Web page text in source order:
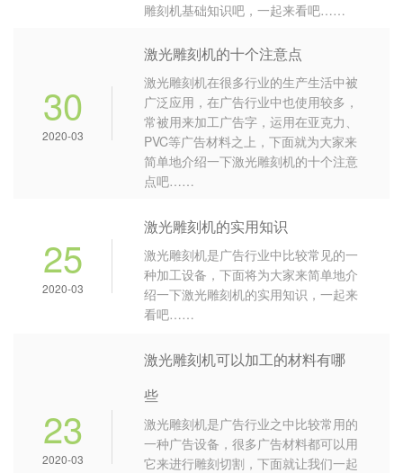
雕刻机基础知识吧，一起来看吧……
30
2020-03
激光雕刻机的十个注意点
激光雕刻机在很多行业的生产生活中被
广泛应用，在广告行业中也使用较多，
常被用来加工广告字，运用在亚克力、
PVC等广告材料之上，下面就为大家来
简单地介绍一下激光雕刻机的十个注意
点吧……
25
2020-03
激光雕刻机的实用知识
激光雕刻机是广告行业中比较常见的一
种加工设备，下面将为大家来简单地介
绍一下激光雕刻机的实用知识，一起来
看吧……
23
2020-03
激光雕刻机可以加工的材料有哪
些
激光雕刻机是广告行业之中比较常用的
一种广告设备，很多广告材料都可以用
它来进行雕刻切割，下面就让我们一起